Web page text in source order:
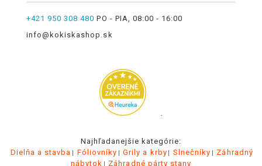
+421 950 308 480 PO - PIA, 08:00 - 16:00
info@kokiskashop.sk
.
Najhľadanejšie kategórie:
Dielňa a stavba
Fóliovníky Grily a krby Slnečníky
Záhradný
nábytok
Záhradné párty stany